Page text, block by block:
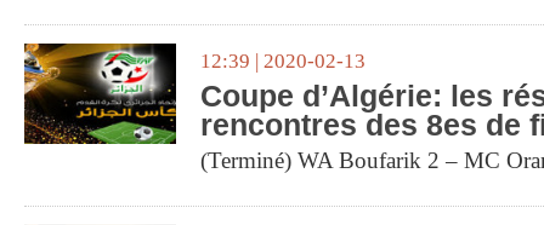
12:39 | 2020-02-13
Coupe d’Algérie: les
rencontres des 8es de
(Terminé) WA Boufarik 2 – MC